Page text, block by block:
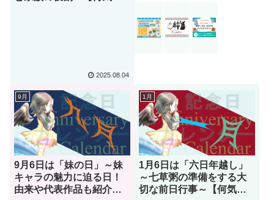
2025.08.04
9月
9月6日は「妹の日」～妹
キャラの魅力に迫る日！
由来や代表作品も紹介～
1月
1月6日は「六日年越し」
～七草粥の準備をする大
切な前日行事～【何気な